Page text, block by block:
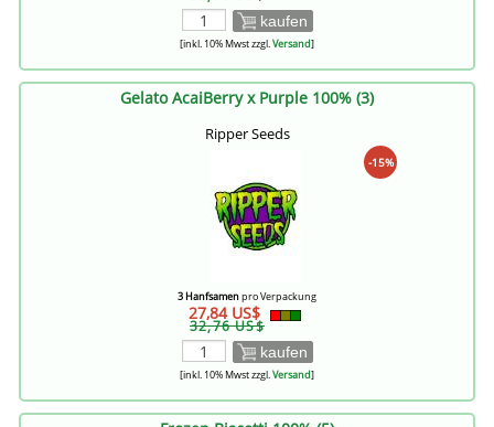
kaufen
[inkl. 10% Mwst zzgl.Versand]
Gelato AcaiBerry x Purple 100% (3)
Ripper Seeds
-15%
3 Hanfsamenpro Verpackung
27,84 US$
32,76 US$
kaufen
[inkl. 10% Mwst zzgl.Versand]